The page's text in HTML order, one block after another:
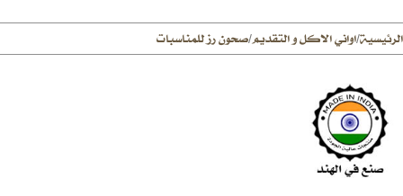
الرئيسية/اواني الاكل و التقديم/صحون رز للمناسبات